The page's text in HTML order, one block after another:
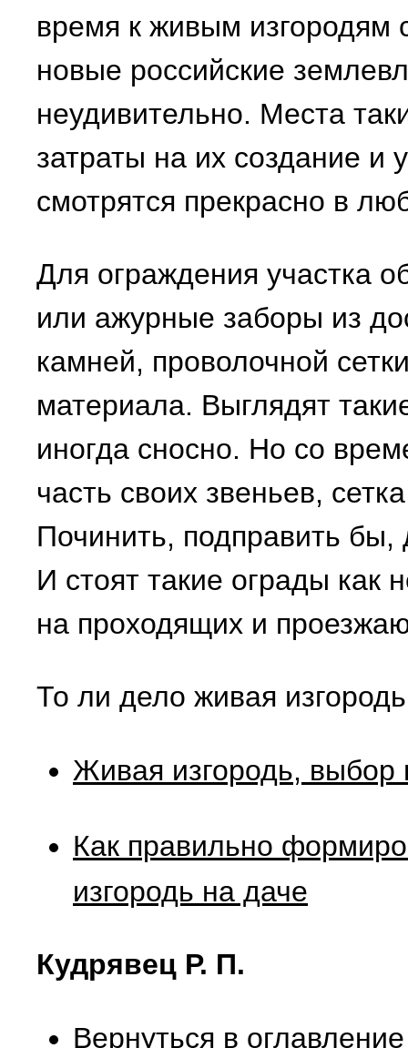
время к живым изгородям
новые российские
неудивительно. Места
затраты на их создание и
смотрятся прекрасно в
Для ограждения участка
или ажурные заборы из
камней, проволочной
материала. Выглядят
иногда сносно. Но со
часть своих звеньев,
Починить, подправить бы,
И стоят такие ограды как
на проходящих и
То ли дело живая
Живая изгородь, выбор
Как правильно
изгородь на даче
Кудрявец Р. П.
Вернуться в